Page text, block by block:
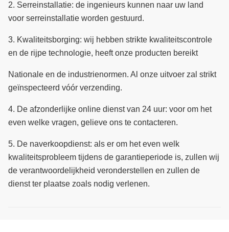
2. Serreinstallatie: de ingenieurs kunnen naar uw land
voor serreinstallatie worden gestuurd.
3. Kwaliteitsborging: wij hebben strikte kwaliteitscontrole
en de rijpe technologie, heeft onze producten bereikt
Nationale en de industrienormen. Al onze uitvoer zal strikt
geïnspecteerd vóór verzending.
4. De afzonderlijke online dienst van 24 uur: voor om het
even welke vragen, gelieve ons te contacteren.
5. De naverkoopdienst: als er om het even welk
kwaliteitsprobleem tijdens de garantieperiode is, zullen wij
de verantwoordelijkheid veronderstellen en zullen de
dienst ter plaatse zoals nodig verlenen.